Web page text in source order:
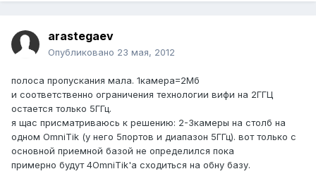
arastegaev
Опубликовано 23 мая, 2012
полоса пропускания мала. 1камера=2Мб
и соответственно ограничения технологии вифи на 2ГГЦ
остается только 5ГГц.
я щас присматриваюсь к решению: 2-3камеры на столб на
одном OmniTik (у него 5портов и диапазон 5ГГц). вот только с
основной приемной базой не определился пока
примерно будут 4OmniTik'а сходиться на обну базу.